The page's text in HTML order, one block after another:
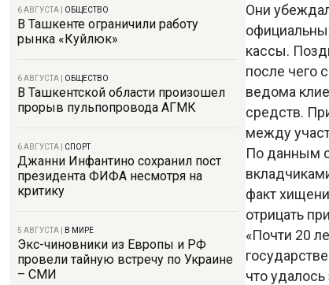
6 АВГУСТА ОБЩЕСТВО
В Ташкенте ограничили работу
рынка «Куйлюк»
6 АВГУСТА ОБЩЕСТВО
В Ташкентской области произошел
прорыв пульпопровода АГМК
6 АВГУСТА СПОРТ
Джанни Инфантино сохранил пост
президента ФИФА несмотря на
критику
5 АВГУСТА В МИРЕ
Экс-чиновники из Европы и РФ
провели тайную встречу по Украине
– СМИ
Они
кассы.
после чего
ведома
средств.
между
По данным
факт
отрицать
«Почти 20
что